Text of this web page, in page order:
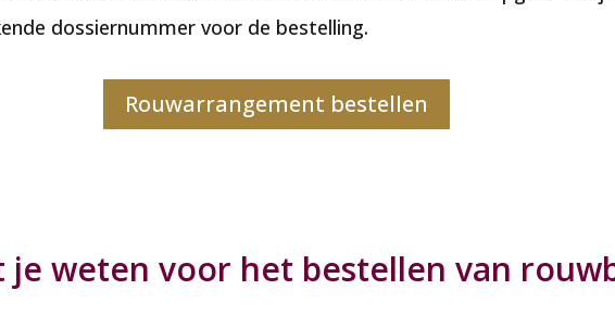
dossiernummer voor de bestelling.
Rouwarrangement bestellen
je weten voor het bestellen van